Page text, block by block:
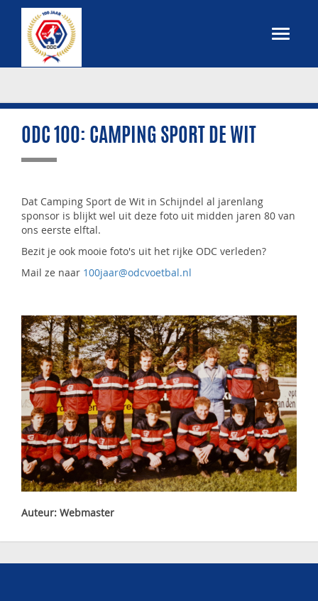
ODC 100: CAMPING SPORT DE WIT
Dat Camping Sport de Wit in Schijndel al jarenlang
sponsor is blijkt wel uit deze foto uit midden jaren 80 van
ons eerste elftal.
Bezit je ook mooie foto's uit het rijke ODC verleden?
Mail ze naar 100jaar@odcvoetbal.nl
Auteur: Webmaster